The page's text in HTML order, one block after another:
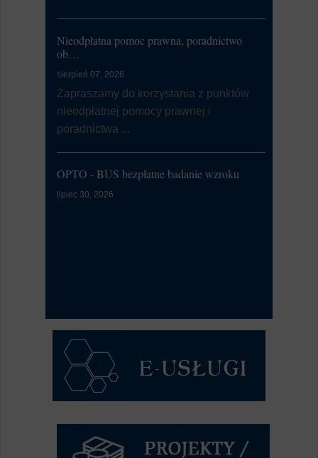
Nieodpłatna pomoc prawna, poradnictwo
ob…
sierpień 07, 2026
Zapraszamy do korzystania z punktów
nieodpłatnej pomocy prawnej i
poradnictwa ...
OPTO - BUS bezpłatne badanie wzroku
lipiec 30, 2026